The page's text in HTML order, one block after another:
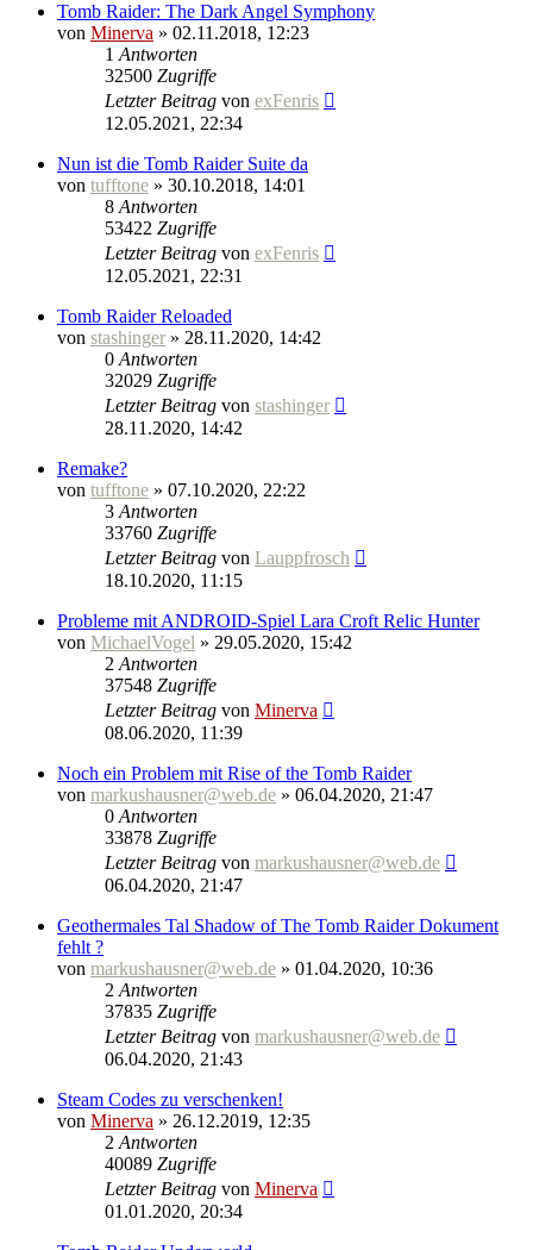
Tomb Raider: The Dark Angel Symphony
von Minerva » 02.11.2018, 12:23
1 Antworten
32500 Zugriffe
Letzter Beitrag von exFenris
12.05.2021, 22:34
Nun ist die Tomb Raider Suite da
von tufftone » 30.10.2018, 14:01
8 Antworten
53422 Zugriffe
Letzter Beitrag von exFenris
12.05.2021, 22:31
Tomb Raider Reloaded
von stashinger » 28.11.2020, 14:42
0 Antworten
32029 Zugriffe
Letzter Beitrag von stashinger
28.11.2020, 14:42
Remake?
von tufftone » 07.10.2020, 22:22
3 Antworten
33760 Zugriffe
Letzter Beitrag von Lauppfrosch
18.10.2020, 11:15
Probleme mit ANDROID-Spiel Lara Croft Relic Hunter
von MichaelVogel » 29.05.2020, 15:42
2 Antworten
37548 Zugriffe
Letzter Beitrag von Minerva
08.06.2020, 11:39
Noch ein Problem mit Rise of the Tomb Raider
von markushausner@web.de » 06.04.2020, 21:47
0 Antworten
33878 Zugriffe
Letzter Beitrag von markushausner@web.de
06.04.2020, 21:47
Geothermales Tal Shadow of The Tomb Raider Dokument
fehlt ?
von markushausner@web.de » 01.04.2020, 10:36
2 Antworten
37835 Zugriffe
Letzter Beitrag von markushausner@web.de
06.04.2020, 21:43
Steam Codes zu verschenken!
von Minerva » 26.12.2019, 12:35
2 Antworten
40089 Zugriffe
Letzter Beitrag von Minerva
01.01.2020, 20:34